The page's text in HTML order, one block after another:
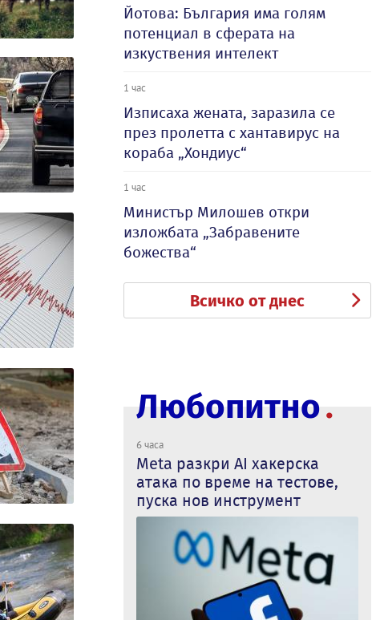
Йотова: България има голям
потенциал в сферата на
изкуствения интелект
1 час
Изписаха жената, заразила се
през пролетта с хантавирус на
кораба „Хондиус“
1 час
Министър Милошев откри
изложбата „Забравените
божества“
Всичко от днес
Любопитно
6 часа
Meta разкри AI хакерска
атака по време на тестове,
пуска нов инструмент